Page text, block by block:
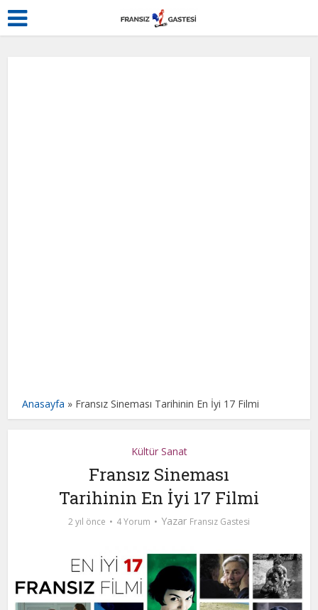
Anasayfa » Fransız Sineması Tarihinin En İyi 17 Filmi
Kültür Sanat
Fransız Sineması
Tarihinin En İyi 17 Filmi
2 yıl önce 4 Yorum Yazar Fransız Gastesi